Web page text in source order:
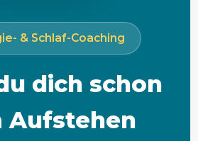
& Schlaf-Coaching
dich schon
Aufstehen